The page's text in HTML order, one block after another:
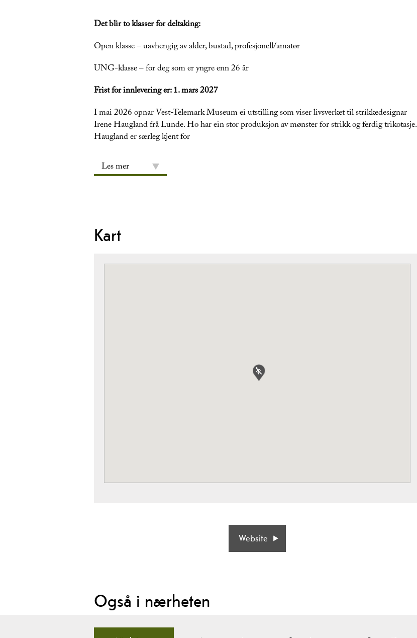
Det blir to klasser for deltaking:
Open klasse – uavhengig av alder, bustad, profesjonell/amatør
UNG-klasse – for deg som er yngre enn 26 år
Frist for innlevering er: 1. mars 2027
I mai 2026 opnar Vest-Telemark Museum ei utstilling som viser livsverket til strikkedesignar
Irene Haugland frå Lunde. Ho har ein stor produksjon av mønster for strikk og ferdig trikotasje.
Haugland er særleg kjent for
Les mer
Kart
Website
Også i nærheten